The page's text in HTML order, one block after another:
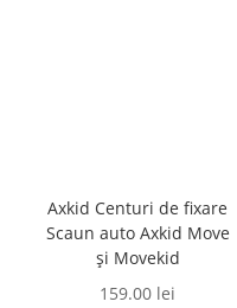
Axkid Centuri de fixare
Scaun auto Axkid Move
și Movekid
159.00 lei